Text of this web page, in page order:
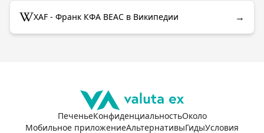
XAF - Франк КФА BEAC в Википедии →
ПеченьеКонфиденциальностьОколо
Мобильное приложениеАльтернативыГидыУсловия